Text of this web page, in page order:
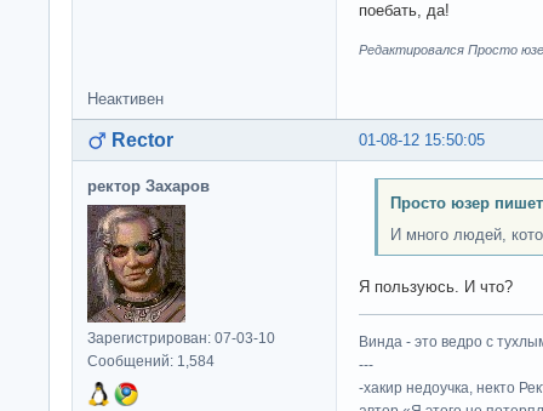
поебать, да!
Редактировался Просто
Неактивен
01-08-12 15:50:05
Rector
ректор Захаров
Зарегистрирован: 07-03-10
Сообщений: 1,584
Просто юзер
И много людей,
Я пользуюсь. И что?
Винда - это ведро с
---
-хакир недоучка, некто